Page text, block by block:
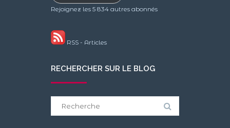
Rejoignez les 5 834 autres abonnés
RSS - Articles
RECHERCHER SUR LE BLOG